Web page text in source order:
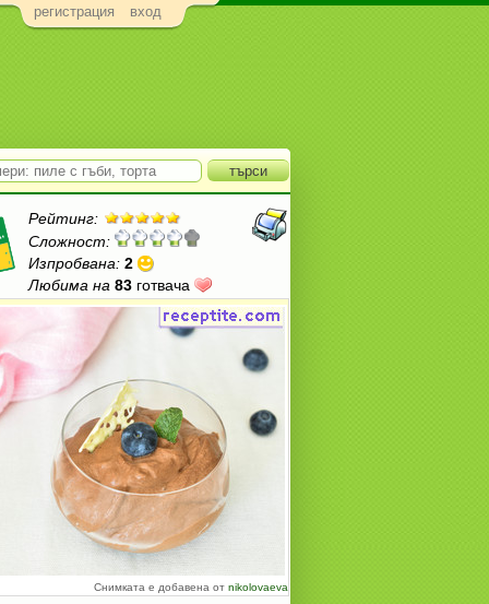
регистрация вход
Рейтинг:
Сложност:
Изпробвана: 2
Любима на 83 готвача
Снимката е добавена от nikolovaeva